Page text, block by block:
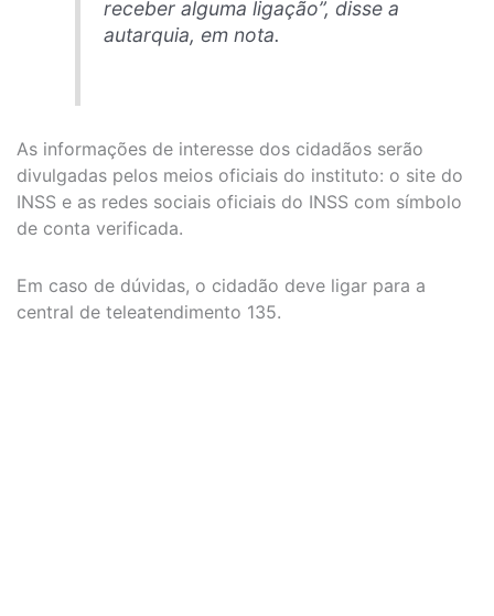
receber alguma ligação”, disse a
autarquia, em nota.
As informações de interesse dos cidadãos serão
divulgadas pelos meios oficiais do instituto: o site do
INSS e as redes sociais oficiais do INSS com símbolo
de conta verificada.
Em caso de dúvidas, o cidadão deve ligar para a
central de teleatendimento 135.